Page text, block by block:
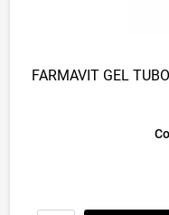
FARMAVIT GEL